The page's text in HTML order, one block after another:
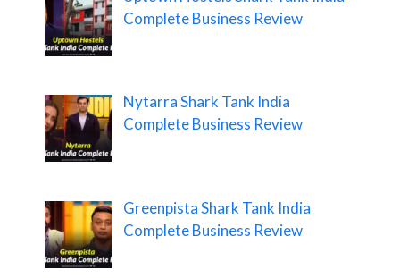
Complete Business Review
Nytarra Shark Tank India
Complete Business Review
Greenpista Shark Tank India
Complete Business Review